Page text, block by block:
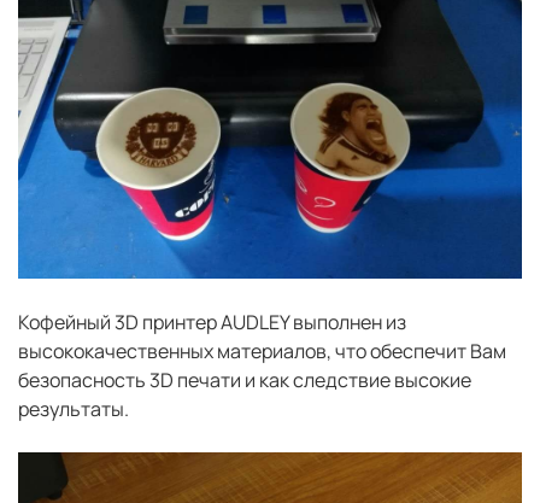
Кофейный 3D принтер AUDLEY выполнен из
высококачественных материалов, что обеспечит Вам
безопасность 3D печати и как следствие высокие
результаты.